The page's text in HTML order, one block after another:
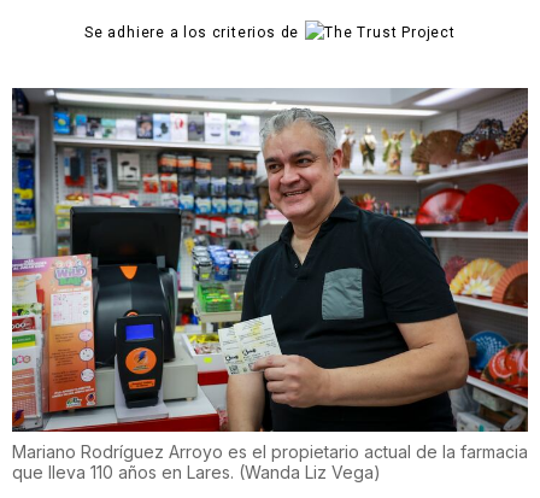
Se adhiere a los criterios de
Mariano Rodríguez Arroyo es el propietario actual de la farmacia
que lleva 110 años en Lares. (Wanda Liz Vega)